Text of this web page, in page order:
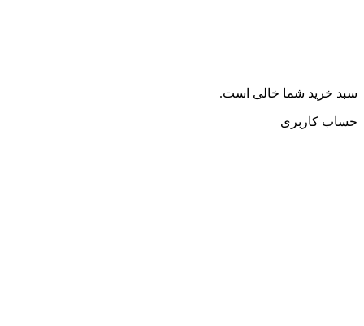
سبد خرید شما خالی است.
حساب کاربری